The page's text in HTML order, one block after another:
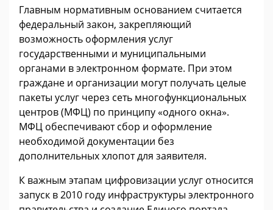
Главным нормативным основанием считается
федеральный закон, закрепляющий
возможность оформления услуг
государственными и муниципальными
органами в электронном формате. При этом
граждане и организации могут получать целые
пакеты услуг через сеть многофункциональных
центров (МФЦ) по принципу «одного окна».
МФЦ обеспечивают сбор и оформление
необходимой документации без
дополнительных хлопот для заявителя.
К важным этапам цифровизации услуг относится
запуск в 2010 году инфраструктуры электронного